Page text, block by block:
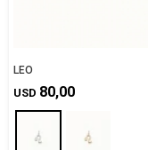
LEO
USD 80,00